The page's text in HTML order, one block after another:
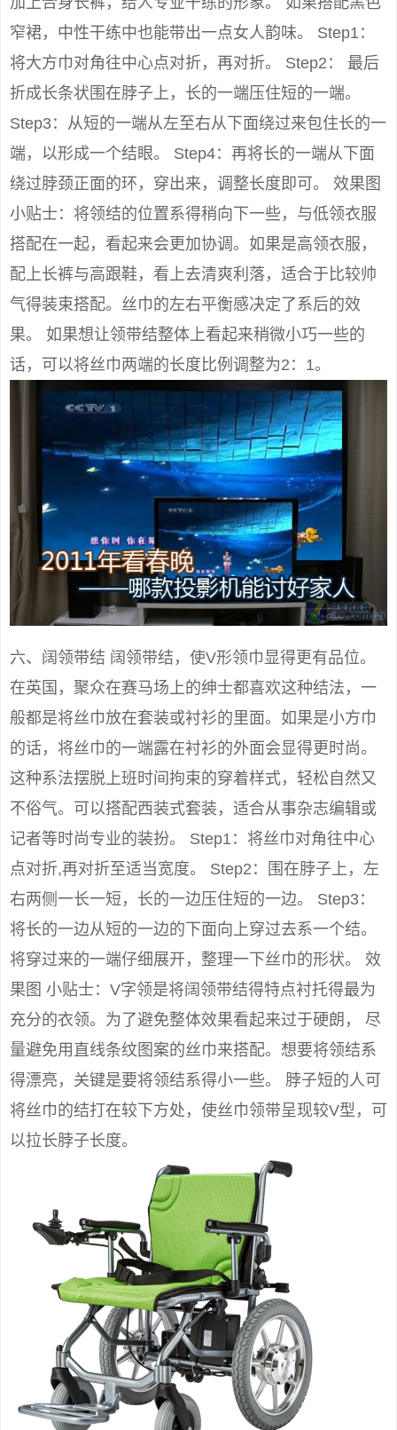
窄裙，中性干练中也能带出一点女人韵味。 Step1：
将大方巾对角往中心点对折，再对折。 Step2： 最后
折成长条状围在脖子上，长的一端压住短的一端。
Step3：从短的一端从左至右从下面绕过来包住长的一
端，以形成一个结眼。 Step4：再将长的一端从下面
绕过脖颈正面的环，穿出来，调整长度即可。 效果图
小贴士：将领结的位置系得稍向下一些，与低领衣服
搭配在一起，看起来会更加协调。如果是高领衣服，
配上长裤与高跟鞋，看上去清爽利落，适合于比较帅
气得装束搭配。丝巾的左右平衡感决定了系后的效
果。 如果想让领带结整体上看起来稍微小巧一些的
话，可以将丝巾两端的长度比例调整为2：1。
六、阔领带结 阔领带结，使V形领巾显得更有品位。
在英国，聚众在赛马场上的绅士都喜欢这种结法，一
般都是将丝巾放在套装或衬衫的里面。如果是小方巾
的话，将丝巾的一端露在衬衫的外面会显得更时尚。
这种系法摆脱上班时间拘束的穿着样式，轻松自然又
不俗气。可以搭配西装式套装，适合从事杂志编辑或
记者等时尚专业的装扮。 Step1：将丝巾对角往中心
点对折,再对折至适当宽度。 Step2：围在脖子上，左
右两侧一长一短，长的一边压住短的一边。 Step3：
将长的一边从短的一边的下面向上穿过去系一个结。
将穿过来的一端仔细展开，整理一下丝巾的形状。 效
果图 小贴士：V字领是将阔领带结得特点衬托得最为
充分的衣领。为了避免整体效果看起来过于硬朗， 尽
量避免用直线条纹图案的丝巾来搭配。想要将领结系
得漂亮，关键是要将领结系得小一些。 脖子短的人可
将丝巾的结打在较下方处，使丝巾领带呈现较V型，可
以拉长脖子长度。